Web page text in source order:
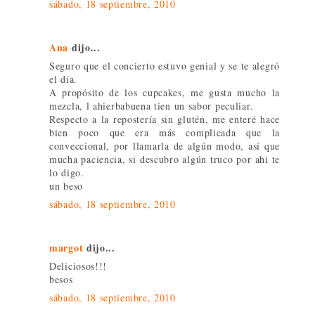
sábado, 18 septiembre, 2010
Ana dijo...
Seguro que el concierto estuvo genial y se te alegró
el día.
A propósito de los cupcakes, me gusta mucho la
mezcla, l ahierbabuena tien un sabor peculiar.
Respecto a la repostería sin glutén, me enteré hace
bien poco que era más complicada que la
conveccional, por llamarla de algún modo, así que
mucha paciencia, si descubro algún truco por ahi te
lo digo.
un beso
sábado, 18 septiembre, 2010
margot dijo...
Deliciosos!!!
besos
sábado, 18 septiembre, 2010